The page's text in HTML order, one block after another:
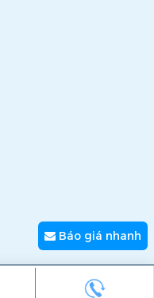
pháp nâng tầm giá trị
Báo giá nhanh